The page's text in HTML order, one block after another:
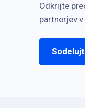
Odkrijte
partnerjev v